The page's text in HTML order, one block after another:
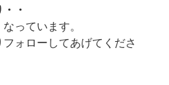
・
っています。
ォローしてあげてくださ